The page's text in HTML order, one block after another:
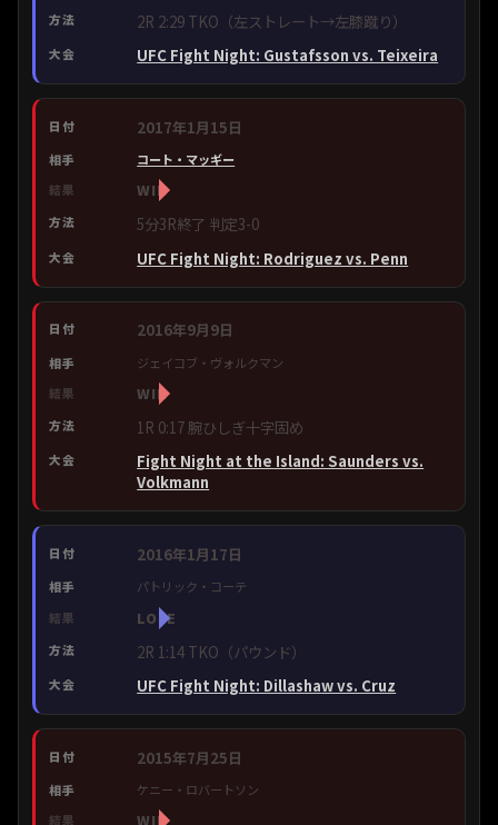
2R 2:29 TKO（左ストレート→左膝蹴り）
UFC Fight Night: Gustafsson vs. Teixeira
2017年1月15日
コート・マッギー
WIN
5分3R終了 判定3-0
UFC Fight Night: Rodriguez vs. Penn
2016年9月9日
ジェイコブ・ヴォルクマン
WIN
1R 0:17 腕ひしぎ十字固め
Fight Night at the Island: Saunders vs.
Volkmann
2016年1月17日
パトリック・コーテ
LOSE
2R 1:14 TKO（パウンド）
UFC Fight Night: Dillashaw vs. Cruz
2015年7月25日
ケニー・ロバートソン
WIN